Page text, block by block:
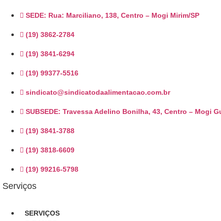
SEDE: Rua: Marciliano, 138, Centro – Mogi Mirim/SP
(19) 3862-2784
(19) 3841-6294
(19) 99377-5516
sindicato@sindicatodaalimentacao.com.br
SUBSEDE: Travessa Adelino Bonilha, 43, Centro – Mogi
(19) 3841-3788
(19) 3818-6609
(19) 99216-5798
Serviços
SERVIÇOS